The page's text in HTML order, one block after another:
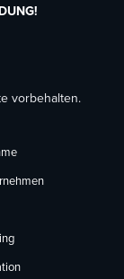
vorbehalten.